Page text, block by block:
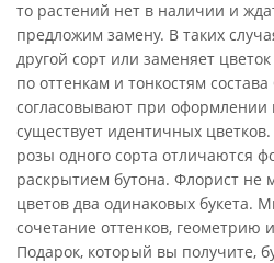
то растений нет в наличии и
предложим замену. В таких
другой сорт или заменяет
по оттенкам и тонкостям
согласовывают при оформлении
существует идентичных
розы одного сорта отличаются
раскрытием бутона. Флорист не
цветов два одинаковых букета.
сочетание оттенков, геометрию
Подарок, который вы получите,